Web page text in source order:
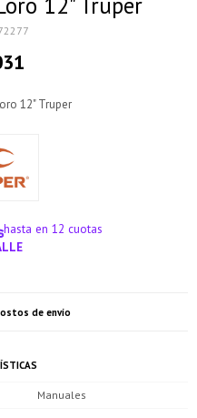
12" Truper
hasta en 12 cuotas
de envío
Manuales